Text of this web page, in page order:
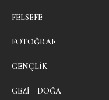
FELSEFE
FOTOĞRAF
GENÇLIK
GEZI – DOĞA